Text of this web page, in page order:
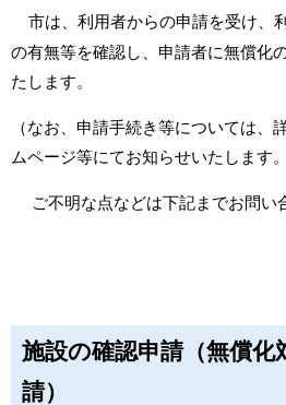
市は、利用者からの申請を受け、
の有無等を確認し、申請者に無償化
たします。
（なお、申請手続き等については、
ムページ等にてお知らせいたします。
ご不明な点などは下記までお問い
施設の確認申請（無償化
請）